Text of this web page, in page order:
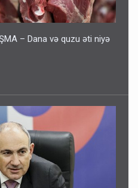
– Dana və quzu əti niyə